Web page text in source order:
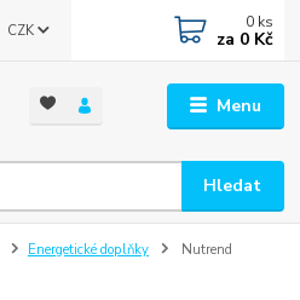
Menu
CZK
Hledat
0 ks
za 0 Kč
Energetické doplňky
Nutrend